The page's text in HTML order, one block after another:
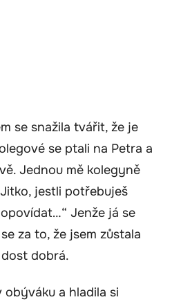
se snažila tvářit, že je
se ptali na Petra a
Jednou mě kolegyně
jestli potřebuješ
Jenže já se
za to, že jsem zůstala
dobrá.
obýváku a hladila si